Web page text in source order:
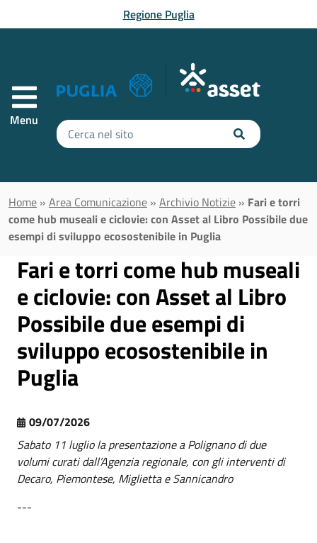
al contenuto principaleRegione Puglia
Menu
Inserisci
il
da
cercare
Home » Area Comunicazione » Archivio Notizie » Fari e torri
come hub museali e ciclovie: con Asset al Libro Possibile due
esempi di sviluppo ecosostenibile in Puglia
Fari e torri come hub museali
e ciclovie: con Asset al Libro
Possibile due esempi di
sviluppo ecosostenibile in
Puglia
09/07/2026
Sabato 11 luglio la presentazione a Polignano di due
volumi curati dall’Agenzia regionale, con gli interventi di
Decaro, Piemontese, Miglietta e Sannicandro
---